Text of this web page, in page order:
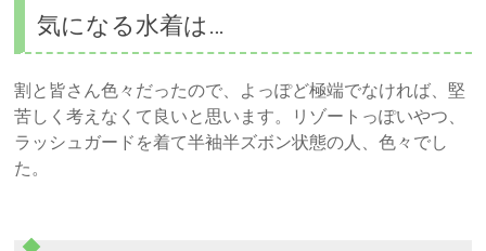
気になる水着は…
割と皆さん色々だったので、よっぽど極端でなければ、堅
苦しく考えなくて良いと思います。リゾートっぽいやつ、
ラッシュガードを着て半袖半ズボン状態の人、色々でし
た。